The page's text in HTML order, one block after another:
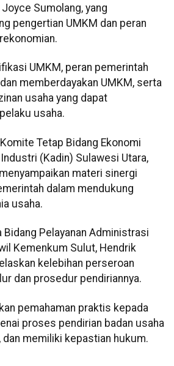
Sumolang, yang
pengertian UMKM dan peran
UMKM, peran pemerintah
memberdayakan UMKM, serta
usaha yang dapat
usaha.
Tetap Bidang Ekonomi
(Kadin) Sulawesi Utara,
materi sinergi
dalam mendukung
usaha.
Bidang Pelayanan Administrasi
Kemenkum Sulut, Hendrik
kelebihan perseroan
dan prosedur pendiriannya.
pemahaman praktis kepada
proses pendirian badan usaha
dan memiliki kepastian hukum.